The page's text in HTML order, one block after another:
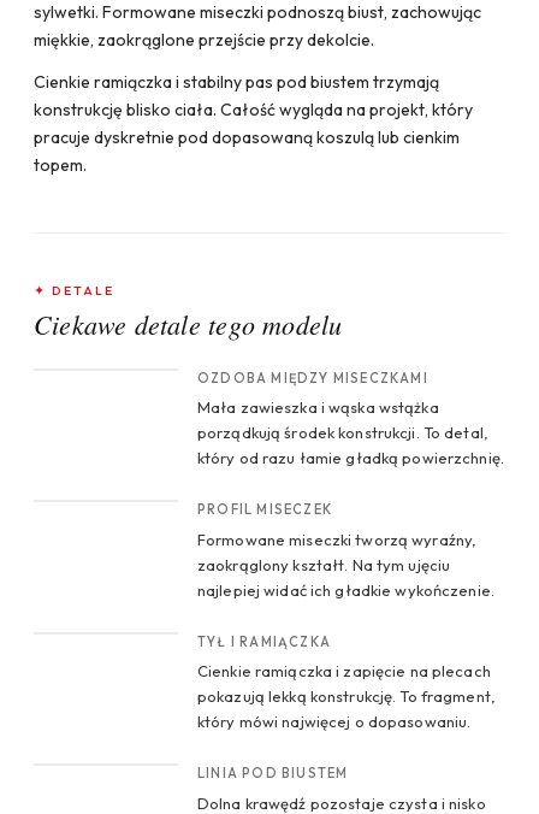
sylwetki. Formowane miseczki podnoszą biust, zachowując
miękkie, zaokrąglone przejście przy dekolcie.
Cienkie ramiączka i stabilny pas pod biustem trzymają
konstrukcję blisko ciała. Całość wygląda na projekt, który
pracuje dyskretnie pod dopasowaną koszulą lub cienkim
topem.
✦ DETALE
Ciekawe detale tego modelu
OZDOBA MIĘDZY MISECZKAMI
Mała zawieszka i wąska wstążka
porządkują środek konstrukcji. To detal,
który od razu łamie gładką powierzchnię.
PROFIL MISECZEK
Formowane miseczki tworzą wyraźny,
zaokrąglony kształt. Na tym ujęciu
najlepiej widać ich gładkie wykończenie.
TYŁ I RAMIĄCZKA
Cienkie ramiączka i zapięcie na plecach
pokazują lekką konstrukcję. To fragment,
który mówi najwięcej o dopasowaniu.
LINIA POD BIUSTEM
Dolna krawędź pozostaje czysta i nisko